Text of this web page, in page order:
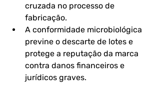
cruzada no processo de
fabricação.
A conformidade microbiológica
previne o descarte de lotes e
protege a reputação da marca
contra danos financeiros e
jurídicos graves.